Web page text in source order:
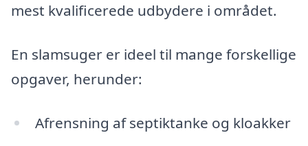
mest kvalificerede udbydere i området.
En slamsuger er ideel til mange forskellige
opgaver, herunder:
Afrensning af septiktanke og kloakker